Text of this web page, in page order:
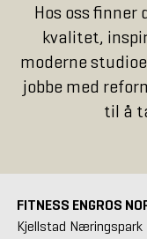
Hos oss finner
kvalitet,
moderne
jobbe med
til å
FITNESS ENGROS
Kjellstad Næringspark